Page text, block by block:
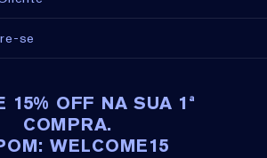
depois de usar o produto por 1
radiante e, agora, mais elevada
importantes.
se
15% OFF NA SUA 1ª
COMPRA.
WELCOME15